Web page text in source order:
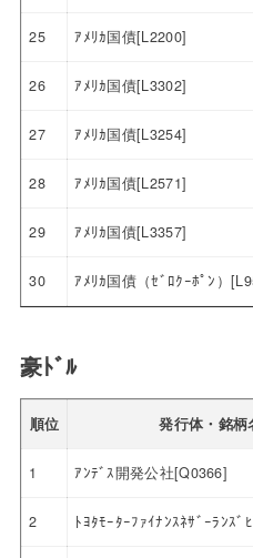
25 ｱﾒﾘｶ国債[L2200]
26 ｱﾒﾘｶ国債[L3302]
27 ｱﾒﾘｶ国債[L3254]
28 ｱﾒﾘｶ国債[L2571]
29 ｱﾒﾘｶ国債[L3357]
30 ｱﾒﾘｶ国債（ｾﾞﾛｸｰﾎﾟﾝ）
豪ﾄﾞﾙ
順位 発行体・銘柄
1 ｱﾝﾃﾞｽ開発公社[Q0366]
2 ﾄﾖﾀﾓｰﾀｰﾌｧｲﾅﾝｽﾈｻﾞｰﾗﾝｽﾞ